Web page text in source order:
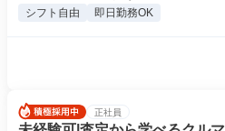
シフト自由 即日勤務OK
正社員